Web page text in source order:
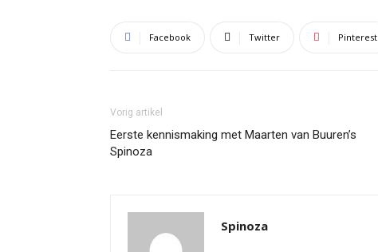
Facebook Twitter Pinterest
Vorig artikel
Eerste kennismaking met Maarten van Buuren’s
Spinoza
Spinoza